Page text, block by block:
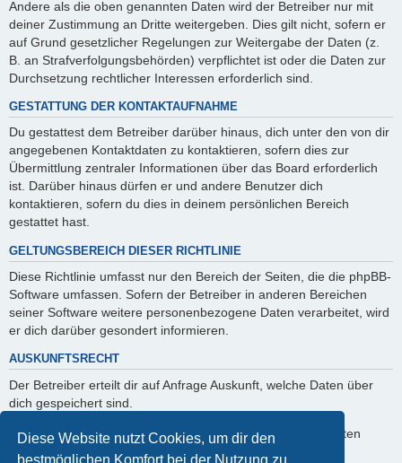
Diese Website nutzt Cookies, um dir den
bestmöglichen Komfort bei der Nutzung zu
Andere als die oben genannten Daten wird der Betreiber nur mit
deiner Zustimmung an Dritte weitergeben. Dies gilt nicht, sofern er
auf Grund gesetzlicher Regelungen zur Weitergabe der Daten (z.
B. an Strafverfolgungsbehörden) verpflichtet ist oder die Daten zur
Durchsetzung rechtlicher Interessen erforderlich sind.
GESTATTUNG DER KONTAKTAUFNAHME
Du gestattest dem Betreiber darüber hinaus, dich unter den von dir
angegebenen Kontaktdaten zu kontaktieren, sofern dies zur
Übermittlung zentraler Informationen über das Board erforderlich
ist. Darüber hinaus dürfen er und andere Benutzer dich
kontaktieren, sofern du dies in deinem persönlichen Bereich
gestattet hast.
GELTUNGSBEREICH DIESER RICHTLINIE
Diese Richtlinie umfasst nur den Bereich der Seiten, die die phpBB-
Software umfassen. Sofern der Betreiber in anderen Bereichen
seiner Software weitere personenbezogene Daten verarbeitet, wird
er dich darüber gesondert informieren.
AUSKUNFTSRECHT
Der Betreiber erteilt dir auf Anfrage Auskunft, welche Daten über
dich gespeichert sind.
Du kannst jederzeit die Löschung bzw. Sperrung deiner Daten
verlangen. Kontaktiere hierzu bitte den Betreiber.